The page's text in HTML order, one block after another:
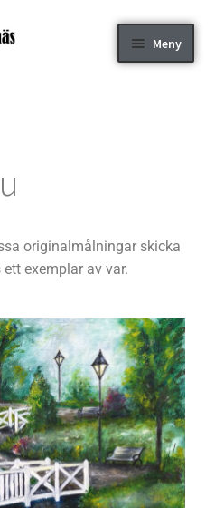
Meny
originalmålningar skicka
exemplar av var.